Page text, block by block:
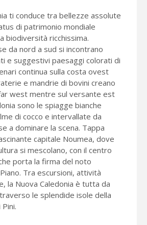
ti conduce tra bellezze assolute
di patrimonio mondiale
biodiversità ricchissima.
da nord a sud si incontrano
e suggestivi paesaggi colorati di
continua sulla costa ovest
e mandrie di bovini creano
west mentre sul versante est
sono le spiagge bianche
di cocco e intervallate da
a dominare la scena. Tappa
capitale Noumea, dove
si mescolano, con il centro
porta la firma del noto
Tra escursioni, attività
la Nuova Caledonia è tutta da
le splendide isole della